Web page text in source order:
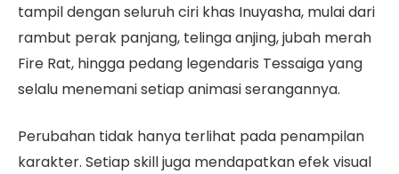
tampil dengan seluruh ciri khas Inuyasha, mulai dari
rambut perak panjang, telinga anjing, jubah merah
Fire Rat, hingga pedang legendaris Tessaiga yang
selalu menemani setiap animasi serangannya.
Perubahan tidak hanya terlihat pada penampilan
karakter. Setiap skill juga mendapatkan efek visual